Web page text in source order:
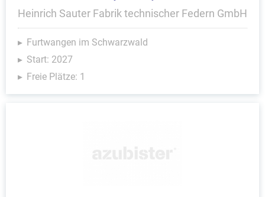
Heinrich Sauter Fabrik technischer Federn GmbH
Furtwangen im Schwarzwald
Start: 2027
Freie Plätze: 1